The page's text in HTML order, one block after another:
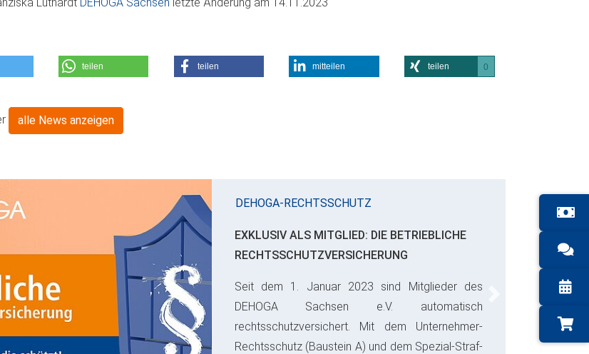
teilen teilen mitteilen teilen 0
alle News anzeigen
DEHOGA-RECHTSSCHUTZ
EXKLUSIV ALS MITGLIED: DIE BETRIEBLICHE
RECHTSSCHUTZVERSICHERUNG
Seit dem 1. Januar 2023 sind Mitglieder des
DEHOGA Sachsen e.V. automatisch
rechtsschutzversichert. Mit dem Unternehmer-
Rechtsschutz (Baustein A) und dem Spezial-Straf-